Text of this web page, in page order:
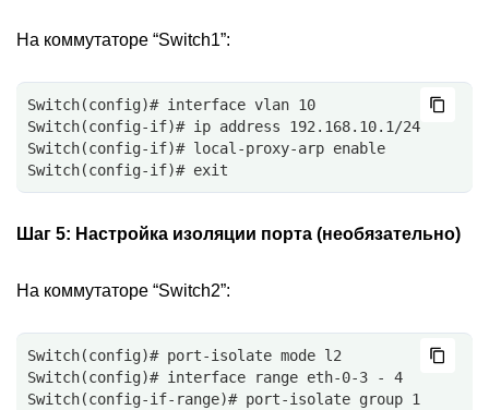
На коммутаторе “Switch1”:
Switch(config)# interface vlan 10
Switch(config-if)# ip address 192.168.10.1/24
Switch(config-if)# local-proxy-arp enable
Switch(config-if)# exit
Шаг 5: Настройка изоляции порта (необязательно)
На коммутаторе “Switch2”:
Switch(config)# port-isolate mode l2
Switch(config)# interface range eth-0-3 - 4
Switch(config-if-range)# port-isolate group 1